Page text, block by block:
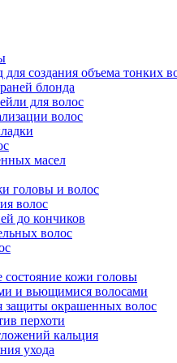
создания объема тонких
блонда
для волос
волос
масел
головы и волос
волос
до кончиков
волос
состояние кожи головы
и вьющимися волосами
защиты окрашенных волос
перхоти
кальция
ухода